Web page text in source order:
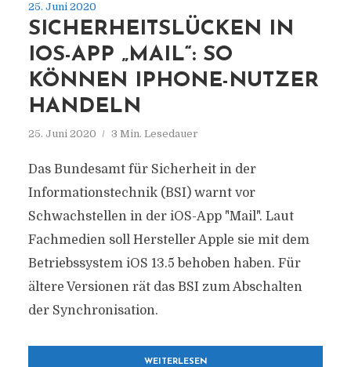
25. Juni 2020
SICHERHEITSLÜCKEN IN
IOS-APP „MAIL“: SO
KÖNNEN IPHONE-NUTZER
HANDELN
25. Juni 2020 3 Min. Lesedauer
Das Bundesamt für Sicherheit in der
Informationstechnik (BSI) warnt vor
Schwachstellen in der iOS-App "Mail". Laut
Fachmedien soll Hersteller Apple sie mit dem
Betriebssystem iOS 13.5 behoben haben. Für
ältere Versionen rät das BSI zum Abschalten
der Synchronisation.
WEITERLESEN